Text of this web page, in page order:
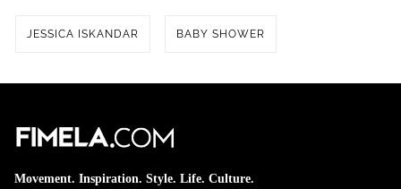
JESSICA ISKANDAR BABY SHOWER
Movement. Inspiration. Style. Life. Culture.